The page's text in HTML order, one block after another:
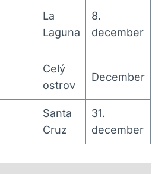
La
Laguna
8.
december
Celý
ostrov
December
Santa
Cruz
31.
december